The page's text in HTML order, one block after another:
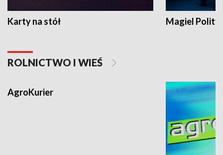
Karty na stół Magiel
ROLNICTWO I WIEŚ
AgroKurier